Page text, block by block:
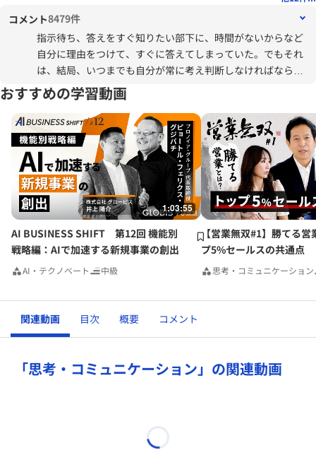
コメント8479件
指示待ち、答えをすぐ知りたい部下に、時間がないからなど
自分に理由をつけて、すぐに答えてしまっていた。でもそれ
は、結局、いつまでも自分が常に考え判断しなければなら
ず、部下は成長しない、自分がしんどいだけ。今日から質問
を実践します。
おすすめの学習動画
1:03:55
AI BUSINESS SHIFT 第12回 機能別
戦略編：AIで加速する新規事業の創出
AI・テクノベート 中級
【営業無双#1】勝てる営
プ5%セールスの共通点
思考・コミュニケーション
関連動画 目次 概要 コメント
「思考・コミュニケーション」の関連動画